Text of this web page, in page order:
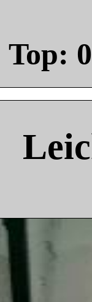
Top: 0